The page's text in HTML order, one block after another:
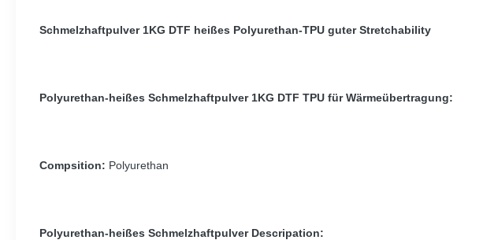
Schmelzhaftpulver 1KG DTF heißes Polyurethan-TPU guter Stretchability
Polyurethan-heißes Schmelzhaftpulver 1KG DTF TPU für Wärmeübertragung:
Compsition: Polyurethan
Polyurethan-heißes Schmelzhaftpulver Descripation: